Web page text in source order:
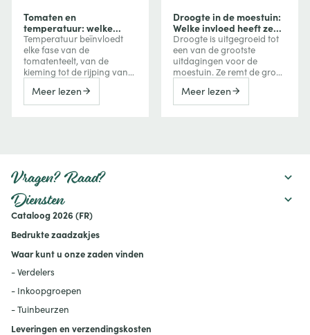
Tomaten en
temperatuur: welke
invloed heeft
temperatuur op groei,
bloei en vruchtvorming?
Temperatuur beïnvloedt
elke fase van de
tomatenteelt, van de
kieming tot de rijping van
vertraagt de groei, terwijl
extreme hitte de bloei,
rekening mee houdt.
Meer lezen
Droogte in de moestuin:
Welke invloed heeft ze
op uw groenten en hoe
beschermt u uw
gewassen?
Droogte is uitgegroeid tot
een van de grootste
uitdagingen voor de
moestuin. Ze remt de groei
de oogst, kan de bitterheid
verhogen of een
Meer lezen
Vragen? Raad?
Diensten
Cataloog 2026 (FR)
Bedrukte zaadzakjes
Waar kunt u onze zaden vinden
- Verdelers
- Inkoopgroepen
- Tuinbeurzen
Leveringen en verzendingskosten